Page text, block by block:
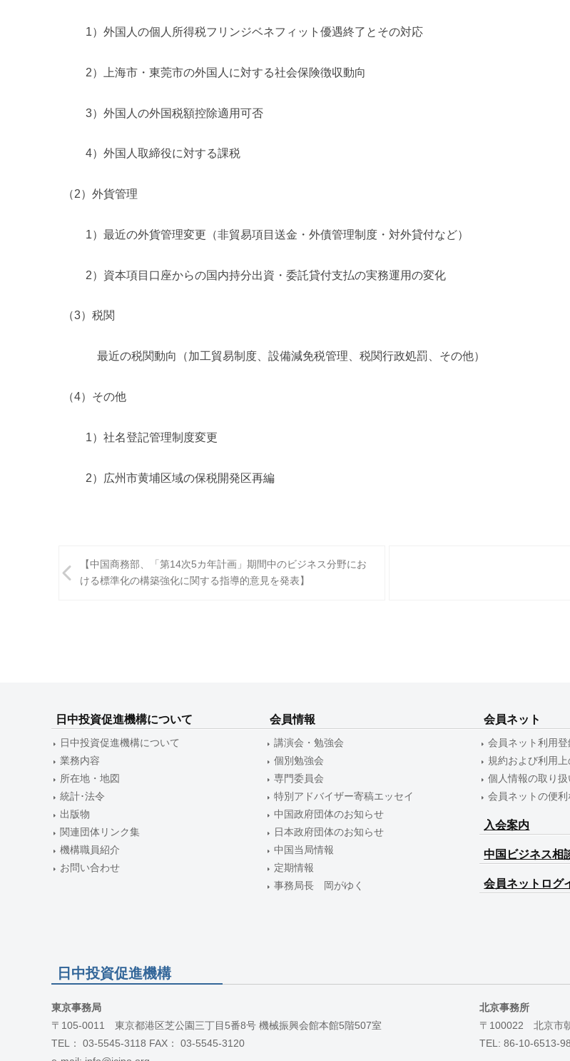
1）外国人の個人所得税フリンジベネフィット優遇終了とその対応
2）上海市・東莞市の外国人に対する社会保険徴収動向
3）外国人の外国税額控除適用可否
4）外国人取締役に対する課税
（2）外貨管理
1）最近の外貨管理変更（非貿易項目送金・外債管理制度・対外貸付など）
2）資本項目口座からの国内持分出資・委託貸付支払の実務運用の変化
（3）税関
最近の税関動向（加工貿易制度、設備減免税管理、税関行政処罰、その他）
（4）その他
1）社名登記管理制度変更
2）広州市黄埔区域の保税開発区再編
稿
シ
ョ
ン
【中国商務部、「第14次5カ年計画」期間中のビジネス分野にお
ける標準化の構築強化に関する指導的意見を発表】
日中投資促進機構について
日中投資促進機構について
業務内容
所在地・地図
統計･法令
出版物
関連団体リンク集
機構職員紹介
お問い合わせ
会員情報
講演会・勉強会
個別勉強会
専門委員会
特別アドバイザー寄稿エッセイ
中国政府団体のお知らせ
日本政府団体のお知らせ
中国当局情報
定期情報
事務局長 岡がゆく
会員ネット
会員ネット利用登
規約および利用
個人情報の取り扱
会員ネットの便
入会案内
中国ビジネス相
会員ネットログ
日中投資促進機構
東京事務局
〒105-0011 東京都港区芝公園三丁目5番8号 機械振興会館本館5階507室
TEL： 03-5545-3118 FAX： 03-5545-3120
北京事務所
〒100022 北京市
TEL: 86-10-6513-